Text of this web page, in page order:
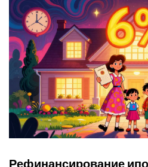
Рефинансирование